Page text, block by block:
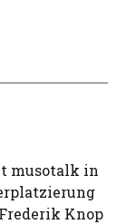
musotalk in
Knop